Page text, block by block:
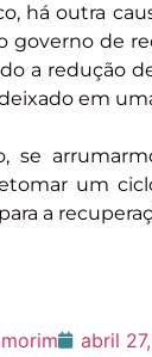
há outra
governo de
a redução
em
se
um
a
abril